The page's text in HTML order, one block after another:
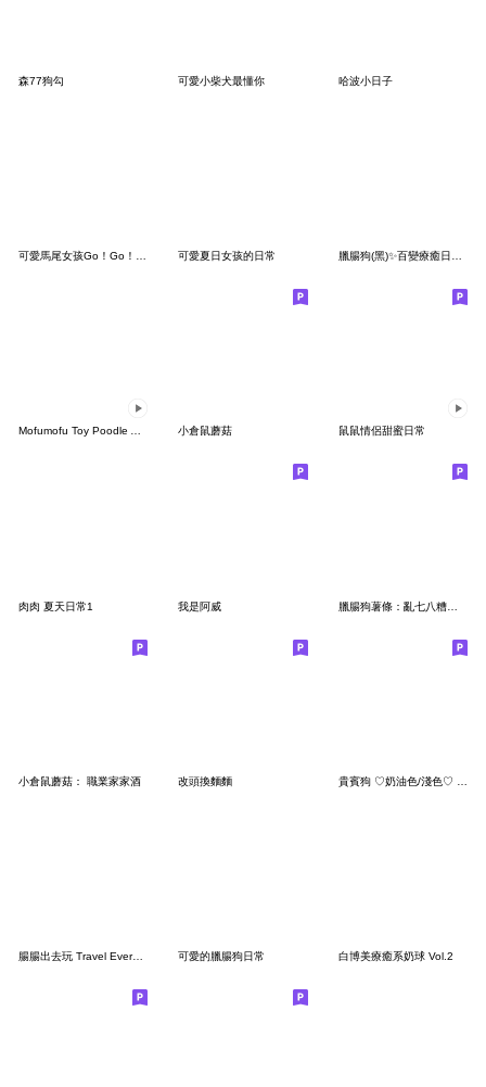
森77狗勾 可愛小柴犬最懂你 哈波小日子
可愛夏日女孩的日常
Mofumofu Toy Poodle Animated Stickers 小倉鼠蘑菇 鼠鼠情侶甜蜜日常
肉肉 夏天日常1 我是阿威 臘腸狗薯條：亂七八糟日常
小倉鼠蘑菇： 職業家家酒 改頭換麵麵
腸腸出去玩 Travel Everywhere 可愛的臘腸狗日常 白博美療癒系奶球 Vol.2